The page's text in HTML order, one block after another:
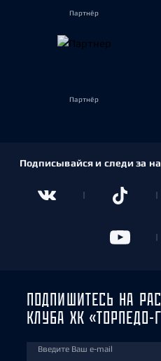
Партнёр
Партнёр
Подписывайся и следи за
ПОДПИШИТЕСЬ НА
КЛУБА ХК «ТОРПЕДО-
Введите Ваш e-mail